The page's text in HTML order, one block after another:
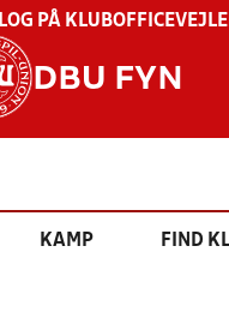
LOG PÅ KLUBOFFICE
DBU FYN
KAMP FIND